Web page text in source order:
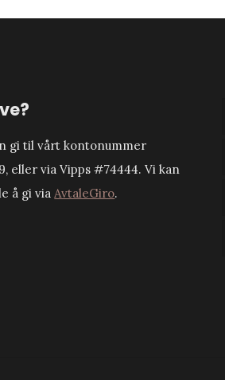
gi til vårt kontonummer
eller via Vipps #74444. Vi kan
å gi viaAvtaleGiro.